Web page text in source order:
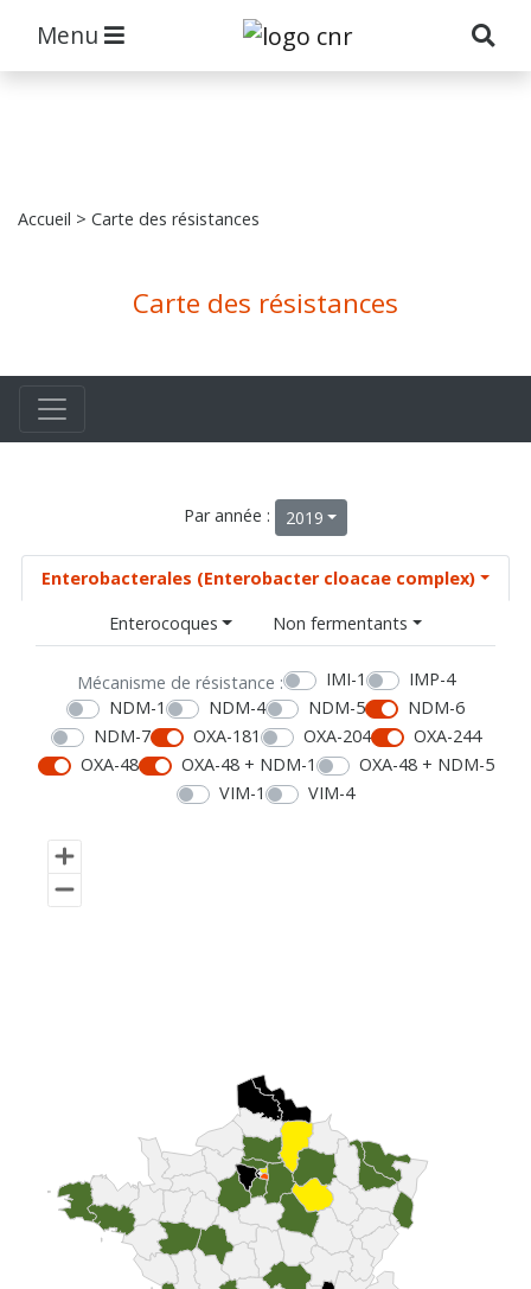
Menu
Accueil > Carte des résistances
Carte des résistances
Par année : 2019
Enterobacterales (Enterobacter cloacae complex)
Enterocoques
Non fermentants
Mécanisme de résistance : IMI-1
IMP-4
NDM-1
NDM-4 NDM-5
NDM-6
NDM-7
OXA-181 OXA-204
OXA-244
OXA-48
OXA-48 + NDM-1
OXA-48 + NDM-5
VIM-1
VIM-4